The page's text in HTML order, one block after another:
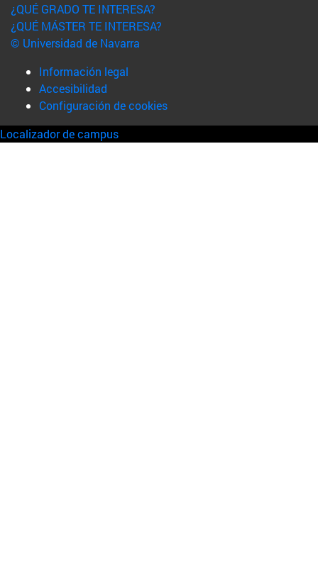
¿QUÉ GRADO TE INTERESA?
¿QUÉ MÁSTER TE INTERESA?
© Universidad de Navarra
Información legal
Accesibilidad
Configuración de cookies
Localizador de campus